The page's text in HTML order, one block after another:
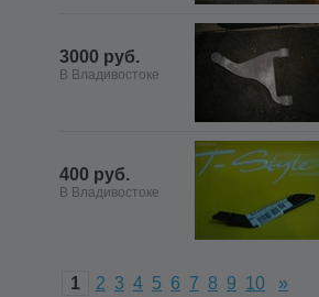
3000 руб.
В Владивостоке
400 руб.
В Владивостоке
1 2 3 4 5 6 7 8 9 10 »